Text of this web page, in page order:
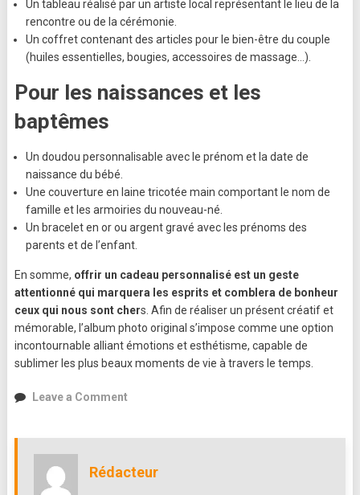
Un tableau réalisé par un artiste local représentant le lieu de la
rencontre ou de la cérémonie.
Un coffret contenant des articles pour le bien-être du couple
(huiles essentielles, bougies, accessoires de massage…).
Pour les naissances et les
baptêmes
Un doudou personnalisable avec le prénom et la date de
naissance du bébé.
Une couverture en laine tricotée main comportant le nom de
famille et les armoiries du nouveau-né.
Un bracelet en or ou argent gravé avec les prénoms des
parents et de l’enfant.
En somme, offrir un cadeau personnalisé est un geste
attentionné qui marquera les esprits et comblera de bonheur
ceux qui nous sont chers. Afin de réaliser un présent créatif et
mémorable, l’album photo original s’impose comme une option
incontournable alliant émotions et esthétisme, capable de
sublimer les plus beaux moments de vie à travers le temps.
Leave a Commenton
personnels
Rédacteur